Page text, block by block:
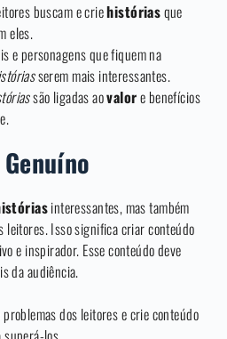
buscam e criehistóriasque
eles.
e personagens que fiquem na
serem mais interessantes.
são ligadas aovalore benefícios
interessantes, mas também
leitores. Isso significa criar conteúdo
e inspirador. Esse conteúdo deve
da audiência.
problemas dos leitores e crie conteúdo